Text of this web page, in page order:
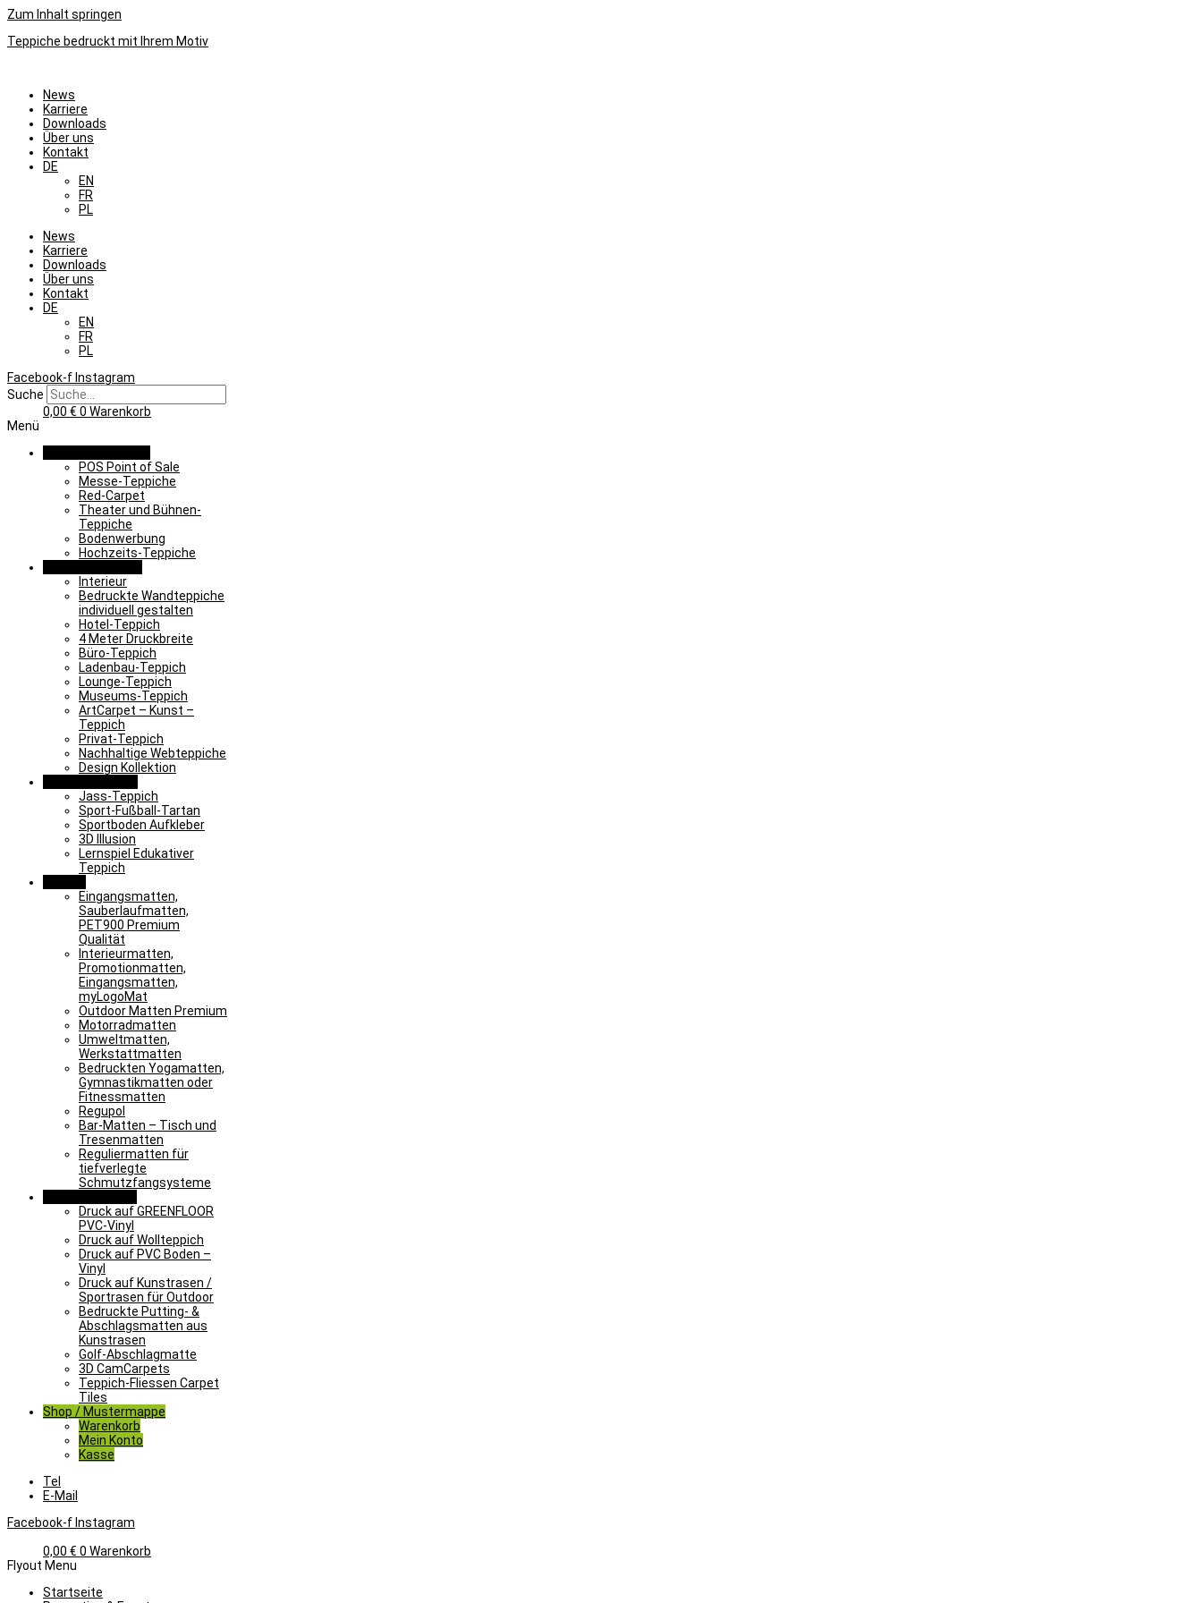
Zum Inhalt springen
Teppiche bedruckt mit Ihrem Motiv
News
Karriere
Downloads
Über uns
Kontakt
DE
EN
FR
PL
News
Karriere
Downloads
Über uns
Kontakt
DE
EN
FR
PL
Facebook-f Instagram
Suche
0,00 € 0 Warenkorb
Menü
POS Point of Sale
Messe-Teppiche
Red-Carpet
Theater und Bühnen-
Teppiche
Bodenwerbung
Hochzeits-Teppiche
Interieur
Bedruckte Wandteppiche
individuell gestalten
Hotel-Teppich
4 Meter Druckbreite
Büro-Teppich
Ladenbau-Teppich
Lounge-Teppich
Museums-Teppich
ArtCarpet – Kunst –
Teppich
Privat-Teppich
Nachhaltige Webteppiche
Design Kollektion
Jass-Teppich
Sport-Fußball-Tartan
Sportboden Aufkleber
3D Illusion
Lernspiel Edukativer
Teppich
Eingangsmatten,
Sauberlaufmatten,
PET900 Premium
Qualität
Interieurmatten,
Promotionmatten,
Eingangsmatten,
myLogoMat
Outdoor Matten Premium
Motorradmatten
Umweltmatten,
Werkstattmatten
Bedruckten Yogamatten,
Gymnastikmatten oder
Fitnessmatten
Regupol
Bar-Matten – Tisch und
Tresenmatten
Reguliermatten für
tiefverlegte
Schmutzfangsysteme
Druck auf GREENFLOOR
PVC-Vinyl
Druck auf Wollteppich
Druck auf PVC Boden –
Vinyl
Druck auf Kunstrasen /
Sportrasen für Outdoor
Bedruckte Putting- &
Abschlagsmatten aus
Kunstrasen
Golf-Abschlagmatte​
3D CamCarpets
Teppich-Fliessen Carpet
Tiles
Shop / Mustermappe
Warenkorb
Mein Konto
Kasse
Tel
E-Mail
Facebook-f Instagram
0,00 € 0 Warenkorb
Flyout Menu
Startseite